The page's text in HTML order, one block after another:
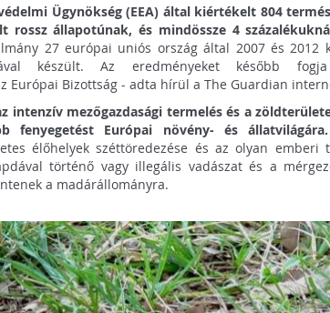
Ügynökség (EEA) által kiértékelt 804
rossz állapotúnak, és mindössze 4
27 európai uniós ország által 2007 és 2012
készült. Az eredményeket később
Európai Bizottság - adta hírül a The Guardian
intenzív mezőgazdasági termelés és a
fenyegetést Európai növény- és állatvilágára.
élőhelyek széttöredezése és az olyan emberi
történő vagy illegális vadászat és a
a madárállományra.